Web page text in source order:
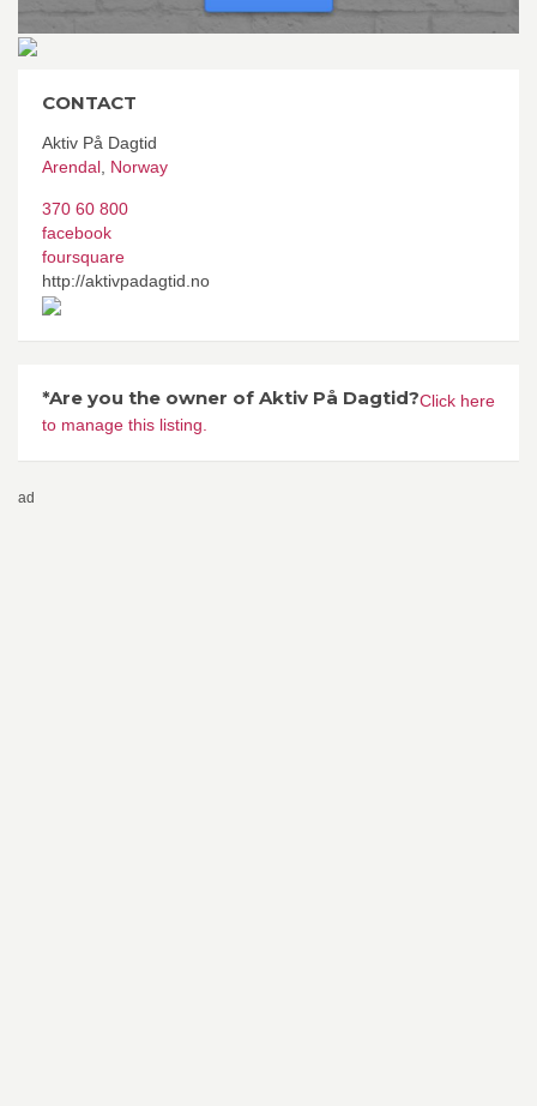
CONTACT
Aktiv På Dagtid
Arendal Norway
370 60 800
facebook
foursquare
http://aktivpadagtid.no
*Are you the owner of Aktiv På Dagtid?Click here
to manage this listing.
ad